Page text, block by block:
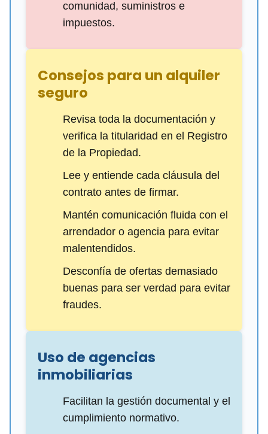
comunidad, suministros e
impuestos.
Consejos para un alquiler
seguro
Revisa toda la documentación y
verifica la titularidad en el Registro
de la Propiedad.
Lee y entiende cada cláusula del
contrato antes de firmar.
Mantén comunicación fluida con el
arrendador o agencia para evitar
malentendidos.
Desconfía de ofertas demasiado
buenas para ser verdad para evitar
fraudes.
Uso de agencias
inmobiliarias
Facilitan la gestión documental y el
cumplimiento normativo.